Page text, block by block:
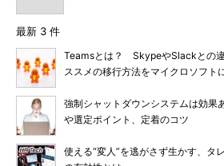
最新 3 件
Teamsとは？ SkypeやSlackとの
ススメの移行方法をマイクロソフト
強制シャットダウンシステムは効
や選定ポイント、定着のコツ
使える“変人”を逃がさず生かす、タ